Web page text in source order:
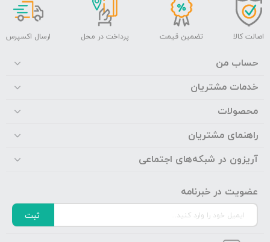
اصالت کالا تضمین قیمت پرداخت در محل ارسال اکسپرس
حساب من
خدمات مشتریان
محصولات
راهنمای مشتریان
آریزون در شبکه‌های اجتماعی
عضویت در خبرنامه
ثبت